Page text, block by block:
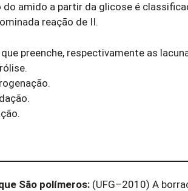
do amido a partir da glicose é
reação de II.
preenche, respectivamente as
São polímeros: (UFG–2010) A